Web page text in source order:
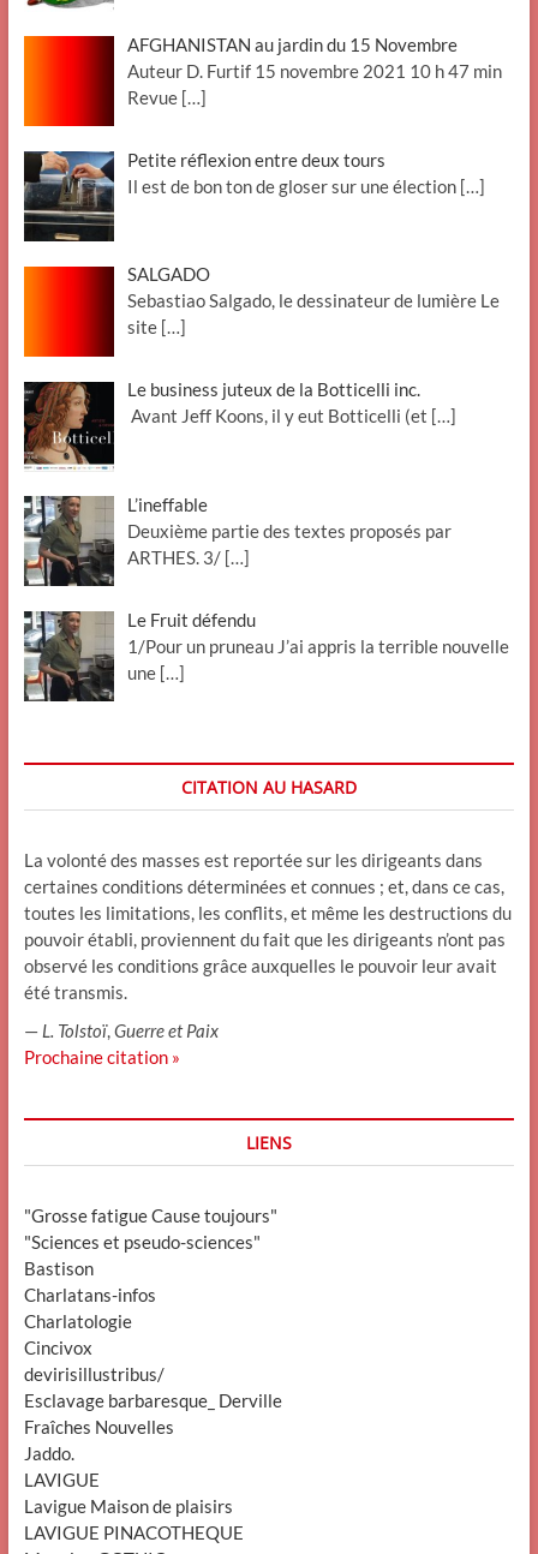
AFGHANISTAN au jardin du 15 Novembre
Auteur D. Furtif 15 novembre 2021 10 h 47 min
Revue […]
Petite réflexion entre deux tours
Il est de bon ton de gloser sur une élection […]
SALGADO
Sebastiao Salgado, le dessinateur de lumière Le
site […]
Le business juteux de la Botticelli inc.
Avant Jeff Koons, il y eut Botticelli (et […]
L’ineffable
Deuxième partie des textes proposés par
ARTHES. 3/ […]
Le Fruit défendu
1/Pour un pruneau J’ai appris la terrible nouvelle
une […]
CITATION AU HASARD
La volonté des masses est reportée sur les dirigeants dans
certaines conditions déterminées et connues ; et, dans ce cas,
toutes les limitations, les conflits, et même les destructions du
pouvoir établi, proviennent du fait que les dirigeants n’ont pas
observé les conditions grâce auxquelles le pouvoir leur avait
été transmis.
— L. Tolstoï,Guerre et Paix
Prochaine citation »
LIENS
"Grosse fatigue Cause toujours"
"Sciences et pseudo-sciences"
Bastison
Charlatans-infos
Charlatologie
Cincivox
devirisillustribus/
Esclavage barbaresque_ Derville
Fraîches Nouvelles
Jaddo.
LAVIGUE
Lavigue Maison de plaisirs
LAVIGUE PINACOTHEQUE